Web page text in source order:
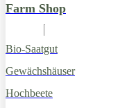
Farm Shop
Bio-Saatgut
Gewächshäuser
Hochbeete